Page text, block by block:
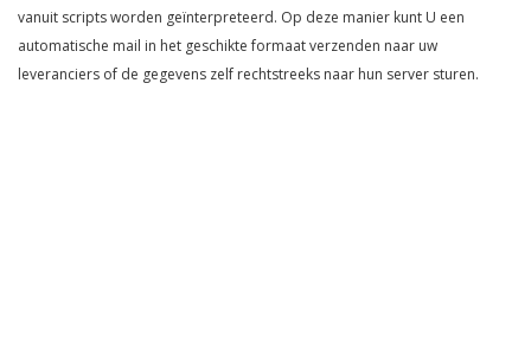
vanuit scripts worden geïnterpreteerd. Op deze manier kunt U een
automatische mail in het geschikte formaat verzenden naar uw
leveranciers of de gegevens zelf rechtstreeks naar hun server sturen.